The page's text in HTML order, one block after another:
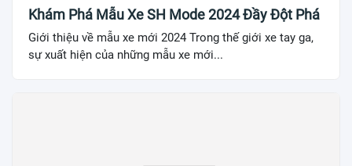
Khám Phá Mẫu Xe SH Mode 2024 Đầy Đột Phá
Giới thiệu về mẫu xe mới 2024 Trong thế giới xe tay ga,
sự xuất hiện của những mẫu xe mới...